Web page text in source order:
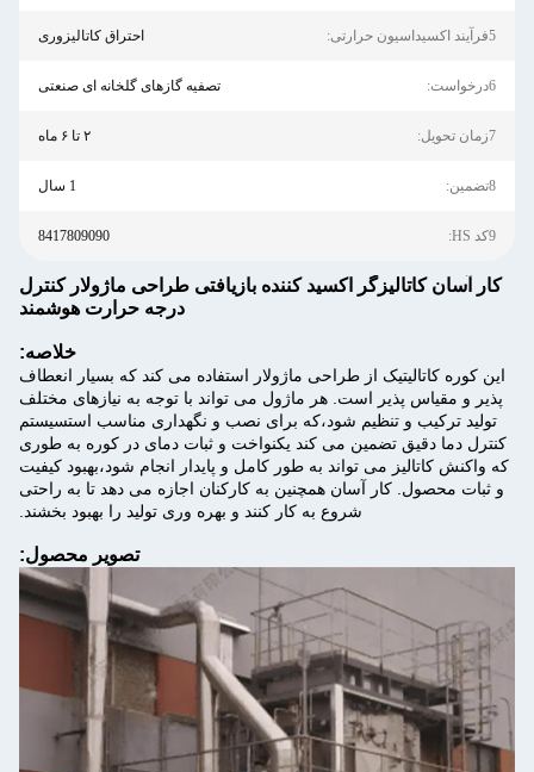
5فرآیند اکسیداسیون حرارتی: احتراق کاتالیزوری
6درخواست: تصفیه گازهای گلخانه ای صنعتی
7زمان تحویل: ۲ تا ۶ ماه
8تضمین: 1 سال
9کد HS: 8417809090
کار آسان کاتالیزگر اکسید کننده بازیافتی طراحی ماژولار کنترل
درجه حرارت هوشمند
خلاصه:
این کوره کاتالیتیک از طراحی ماژولار استفاده می کند که بسیار انعطاف
پذیر و مقیاس پذیر است. هر ماژول می تواند با توجه به نیازهای مختلف
تولید ترکیب و تنظیم شود،که برای نصب و نگهداری مناسب استسیستم
کنترل دما دقیق تضمین می کند یکنواخت و ثبات دمای در کوره به طوری
که واکنش کاتالیز می تواند به طور کامل و پایدار انجام شود،بهبود کیفیت
و ثبات محصول. کار آسان همچنین به کارکنان اجازه می دهد تا به راحتی
شروع به کار کنند و بهره وری تولید را بهبود بخشند.
تصویر محصول: